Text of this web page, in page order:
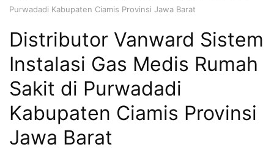
Purwadadi Kabupaten Ciamis Provinsi Jawa Barat
Distributor Vanward Sistem
Instalasi Gas Medis Rumah
Sakit di Purwadadi
Kabupaten Ciamis Provinsi
Jawa Barat